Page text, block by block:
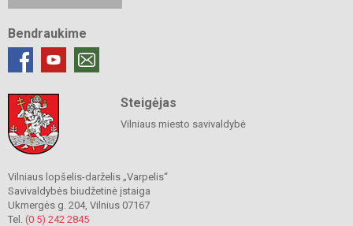
Bendraukime
Steigėjas
Vilniaus miesto savivaldybė
Vilniaus lopšelis-darželis „Varpelis“
Savivaldybės biudžetinė įstaiga
Ukmergės g. 204, Vilnius 07167
Tel. (0 5) 242 2845